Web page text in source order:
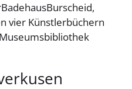
vier Künstlerbüchern